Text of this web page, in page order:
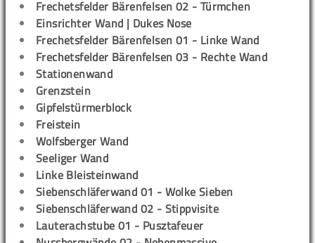
Frechetsfelder Bärenfelsen 02 - Türmchen
Einsrichter Wand | Dukes Nose
Frechetsfelder Bärenfelsen 01 - Linke Wand
Frechetsfelder Bärenfelsen 03 - Rechte Wand
Stationenwand
Grenzstein
Gipfelstürmerblock
Freistein
Wolfsberger Wand
Seeliger Wand
Linke Bleisteinwand
Siebenschläferwand 01 - Wolke Sieben
Siebenschläferwand 02 - Stippvisite
Lauterachstube 01 - Pusztafeuer